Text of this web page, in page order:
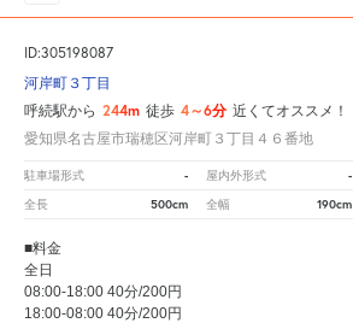
ID:305198087
河岸町３丁目
呼続駅から 244m 徒歩 4～6分 近くてオススメ！
愛知県名古屋市瑞穂区河岸町３丁目４６番地
駐車場形式 - 屋内外形式 -
全長 500cm 全幅 190cm
■料金
全日
08:00-18:00 40分/200円
18:00-08:00 40分/200円